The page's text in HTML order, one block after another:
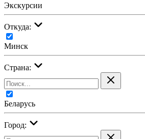
Экскурсии
Откуда:
Минск
Страна:
Беларусь
Город: